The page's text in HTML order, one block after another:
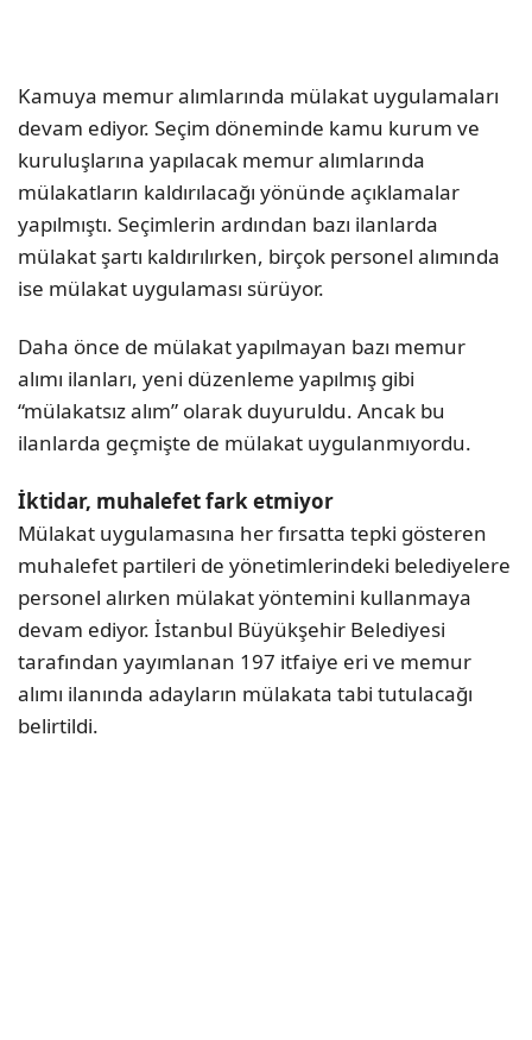
Kamuya memur alımlarında mülakat uygulamaları
devam ediyor. Seçim döneminde kamu kurum ve
kuruluşlarına yapılacak memur alımlarında
mülakatların kaldırılacağı yönünde açıklamalar
yapılmıştı. Seçimlerin ardından bazı ilanlarda
mülakat şartı kaldırılırken, birçok personel alımında
ise mülakat uygulaması sürüyor.
Daha önce de mülakat yapılmayan bazı memur
alımı ilanları, yeni düzenleme yapılmış gibi
“mülakatsız alım” olarak duyuruldu. Ancak bu
ilanlarda geçmişte de mülakat uygulanmıyordu.
İktidar, muhalefet fark etmiyor
Mülakat uygulamasına her fırsatta tepki gösteren
muhalefet partileri de yönetimlerindeki belediyelere
personel alırken mülakat yöntemini kullanmaya
devam ediyor. İstanbul Büyükşehir Belediyesi
tarafından yayımlanan 197 itfaiye eri ve memur
alımı ilanında adayların mülakata tabi tutulacağı
belirtildi.